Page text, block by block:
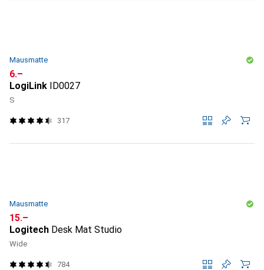
Mausmatte
CHF
6.–
LogiLink
ID0027
S
317
Mausmatte
CHF
15.–
Logitech Desk Mat Studio
Wide
784